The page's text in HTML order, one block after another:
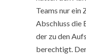
Teams nur
Abschluss die
der zu den
berechtigt.